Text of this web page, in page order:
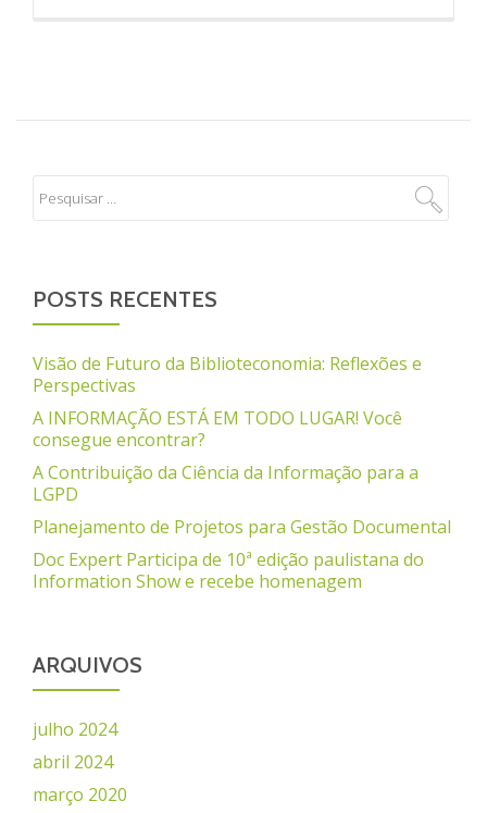
POSTS RECENTES
Visão de Futuro da Biblioteconomia: Reflexões e
Perspectivas
A INFORMAÇÃO ESTÁ EM TODO LUGAR! Você
consegue encontrar?
A Contribuição da Ciência da Informação para a
LGPD
Planejamento de Projetos para Gestão Documental
Doc Expert Participa de 10ª edição paulistana do
Information Show e recebe homenagem
ARQUIVOS
julho 2024
abril 2024
março 2020